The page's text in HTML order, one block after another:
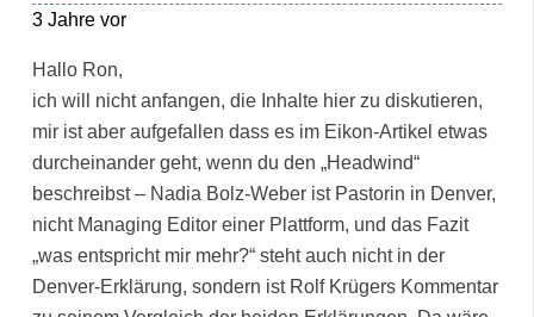
3 Jahre vor
Hallo Ron,
ich will nicht anfangen, die Inhalte hier zu diskutieren,
mir ist aber aufgefallen dass es im Eikon-Artikel etwas
durcheinander geht, wenn du den „Headwind“
beschreibst – Nadia Bolz-Weber ist Pastorin in Denver,
nicht Managing Editor einer Plattform, und das Fazit
„was entspricht mir mehr?“ steht auch nicht in der
Denver-Erklärung, sondern ist Rolf Krügers Kommentar